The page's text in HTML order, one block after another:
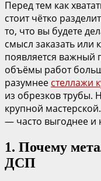
Перед тем как
стоит чётко
то, что вы будете
смысл заказать или
появляется важный
объёмы работ
разумнее стеллажи
из обрезков трубы.
крупной
— часто выгоднее и
1. Почему
ДСП